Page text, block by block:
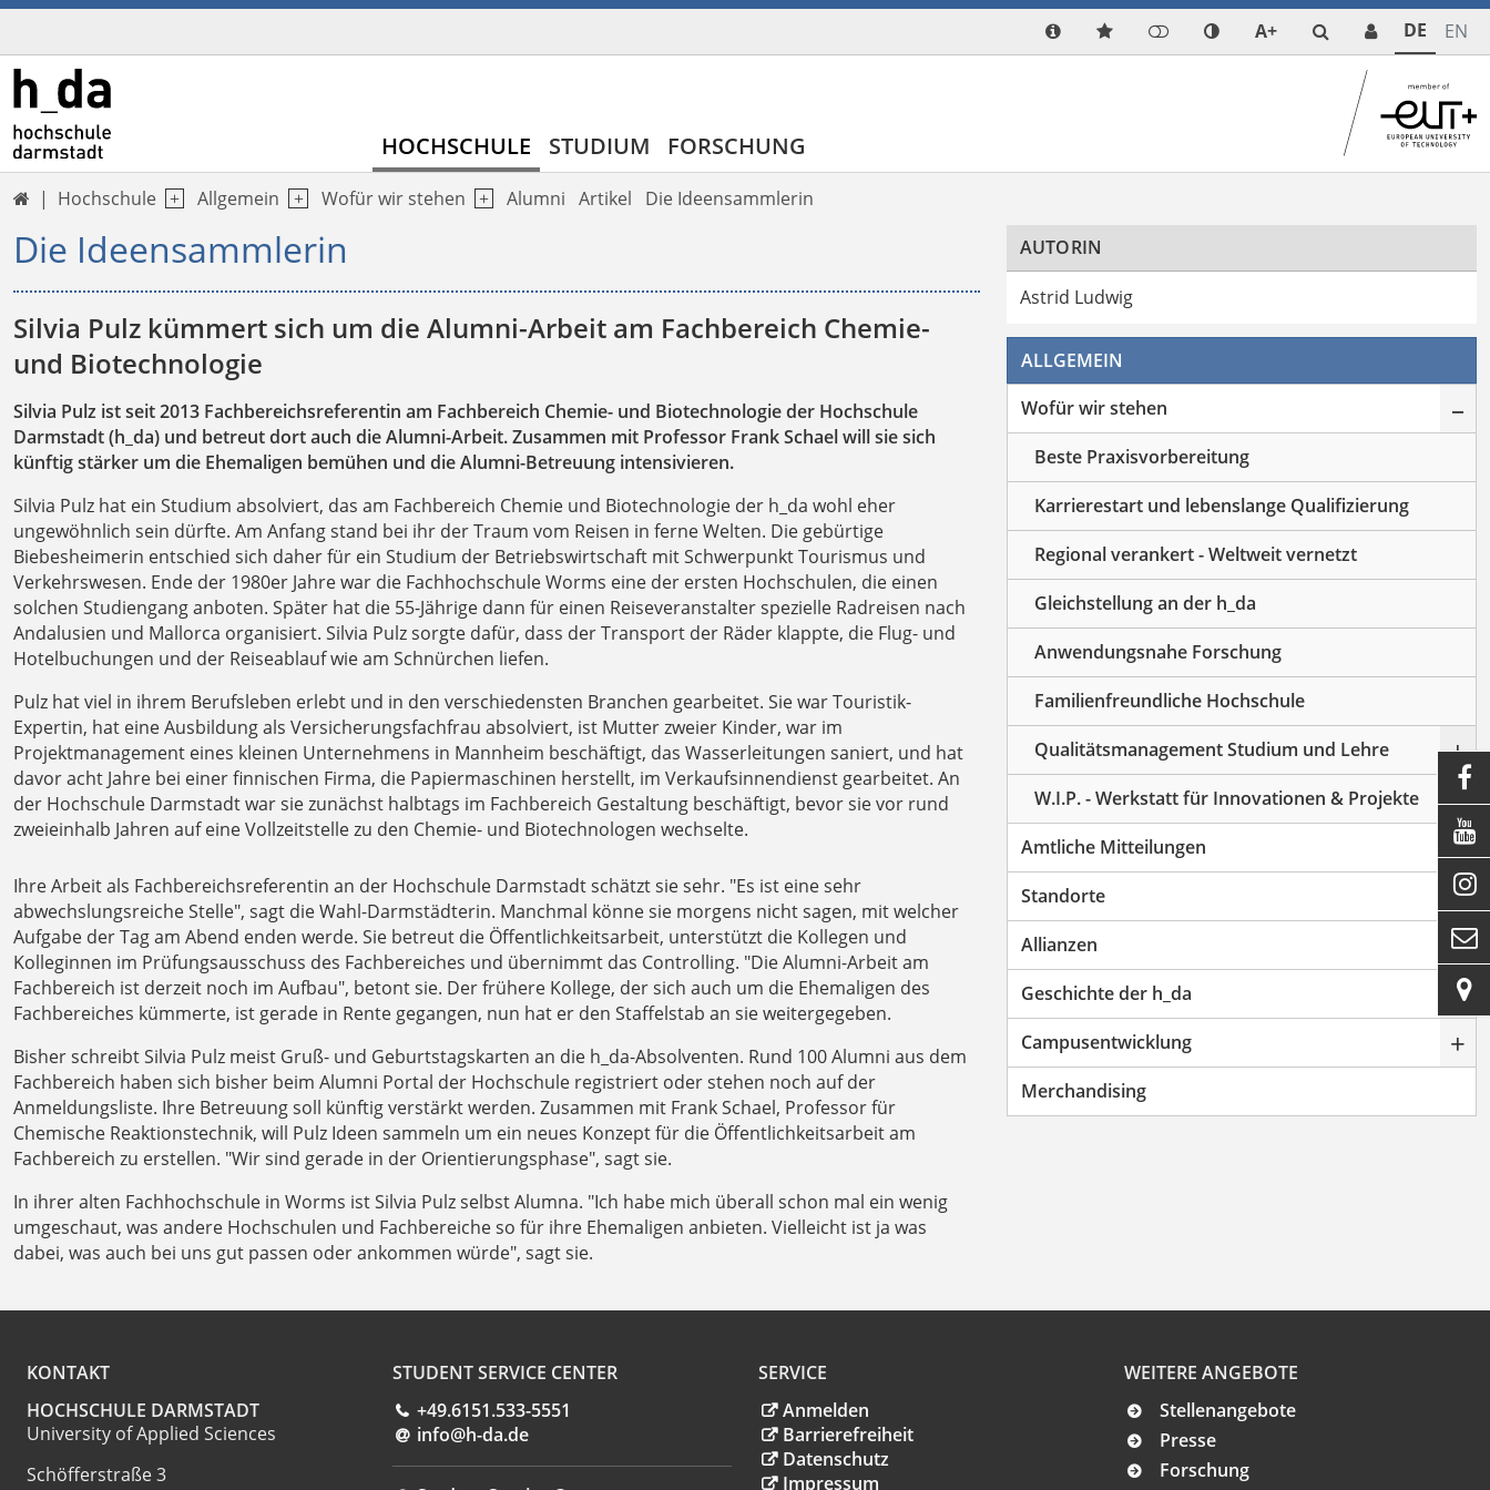
A+ DE EN
HOCHSCHULE STUDIUM FORSCHUNG
 Hochschule Allgemein Wofür wir stehen Alumni Artikel Die Ideensammlerin
Die Ideensammlerin
Silvia Pulz kümmert sich um die Alumni-Arbeit am Fachbereich Chemie-
und Biotechnologie
Silvia Pulz ist seit 2013 Fachbereichsreferentin am Fachbereich Chemie- und Biotechnologie der Hochschule
Darmstadt (h_da) und betreut dort auch die Alumni-Arbeit. Zusammen mit Professor Frank Schael will sie sich
künftig stärker um die Ehemaligen bemühen und die Alumni-Betreuung intensivieren.
Silvia Pulz hat ein Studium absolviert, das am Fachbereich Chemie und Biotechnologie der h_da wohl eher
ungewöhnlich sein dürfte. Am Anfang stand bei ihr der Traum vom Reisen in ferne Welten. Die gebürtige
Biebesheimerin entschied sich daher für ein Studium der Betriebswirtschaft mit Schwerpunkt Tourismus und
Verkehrswesen. Ende der 1980er Jahre war die Fachhochschule Worms eine der ersten Hochschulen, die einen
solchen Studiengang anboten. Später hat die 55-Jährige dann für einen Reiseveranstalter spezielle Radreisen nach
Andalusien und Mallorca organisiert. Silvia Pulz sorgte dafür, dass der Transport der Räder klappte, die Flug- und
Hotelbuchungen und der Reiseablauf wie am Schnürchen liefen.
Pulz hat viel in ihrem Berufsleben erlebt und in den verschiedensten Branchen gearbeitet. Sie war Touristik-
Expertin, hat eine Ausbildung als Versicherungsfachfrau absolviert, ist Mutter zweier Kinder, war im
Projektmanagement eines kleinen Unternehmens in Mannheim beschäftigt, das Wasserleitungen saniert, und hat
davor acht Jahre bei einer finnischen Firma, die Papiermaschinen herstellt, im Verkaufsinnendienst gearbeitet. An
der Hochschule Darmstadt war sie zunächst halbtags im Fachbereich Gestaltung beschäftigt, bevor sie vor rund
zweieinhalb Jahren auf eine Vollzeitstelle zu den Chemie- und Biotechnologen wechselte.
Ihre Arbeit als Fachbereichsreferentin an der Hochschule Darmstadt schätzt sie sehr. "Es ist eine sehr
abwechslungsreiche Stelle", sagt die Wahl-Darmstädterin. Manchmal könne sie morgens nicht sagen, mit welcher
Aufgabe der Tag am Abend enden werde. Sie betreut die Öffentlichkeitsarbeit, unterstützt die Kollegen und
Kolleginnen im Prüfungsausschuss des Fachbereiches und übernimmt das Controlling. "Die Alumni-Arbeit am
Fachbereich ist derzeit noch im Aufbau", betont sie. Der frühere Kollege, der sich auch um die Ehemaligen des
Fachbereiches kümmerte, ist gerade in Rente gegangen, nun hat er den Staffelstab an sie weitergegeben.
Bisher schreibt Silvia Pulz meist Gruß- und Geburtstagskarten an die h_da-Absolventen. Rund 100 Alumni aus dem
Fachbereich haben sich bisher beim Alumni Portal der Hochschule registriert oder stehen noch auf der
Anmeldungsliste. Ihre Betreuung soll künftig verstärkt werden. Zusammen mit Frank Schael, Professor für
Chemische Reaktionstechnik, will Pulz Ideen sammeln um ein neues Konzept für die Öffentlichkeitsarbeit am
Fachbereich zu erstellen. "Wir sind gerade in der Orientierungsphase", sagt sie.
In ihrer alten Fachhochschule in Worms ist Silvia Pulz selbst Alumna. "Ich habe mich überall schon mal ein wenig
umgeschaut, was andere Hochschulen und Fachbereiche so für ihre Ehemaligen anbieten. Vielleicht ist ja was
dabei, was auch bei uns gut passen oder ankommen würde", sagt sie.
AUTORIN
Astrid Ludwig
ALLGEMEIN
Wofür wir stehen
Beste Praxisvorbereitung
Karrierestart und lebenslange Qualifizierung
Regional verankert - Weltweit vernetzt
Gleichstellung an der h_da
Anwendungsnahe Forschung
Familienfreundliche Hochschule
Qualitätsmanagement Studium und Lehre
+
W.I.P. - Werkstatt für Innovationen & Projekte
–
Amtliche Mitteilungen
Standorte
+
Allianzen +
Geschichte der h_da +
Campusentwicklung +
Merchandising
KONTAKT
HOCHSCHULE DARMSTADT
University of Applied Sciences
Schöfferstraße 3
STUDENT SERVICE CENTER
+49.6151.533-5551
info@h-da.de
SERVICE
Anmelden
Barrierefreiheit
Datenschutz
Impressum
WEITERE ANGEBOTE
Stellenangebote
Presse
Forschung




